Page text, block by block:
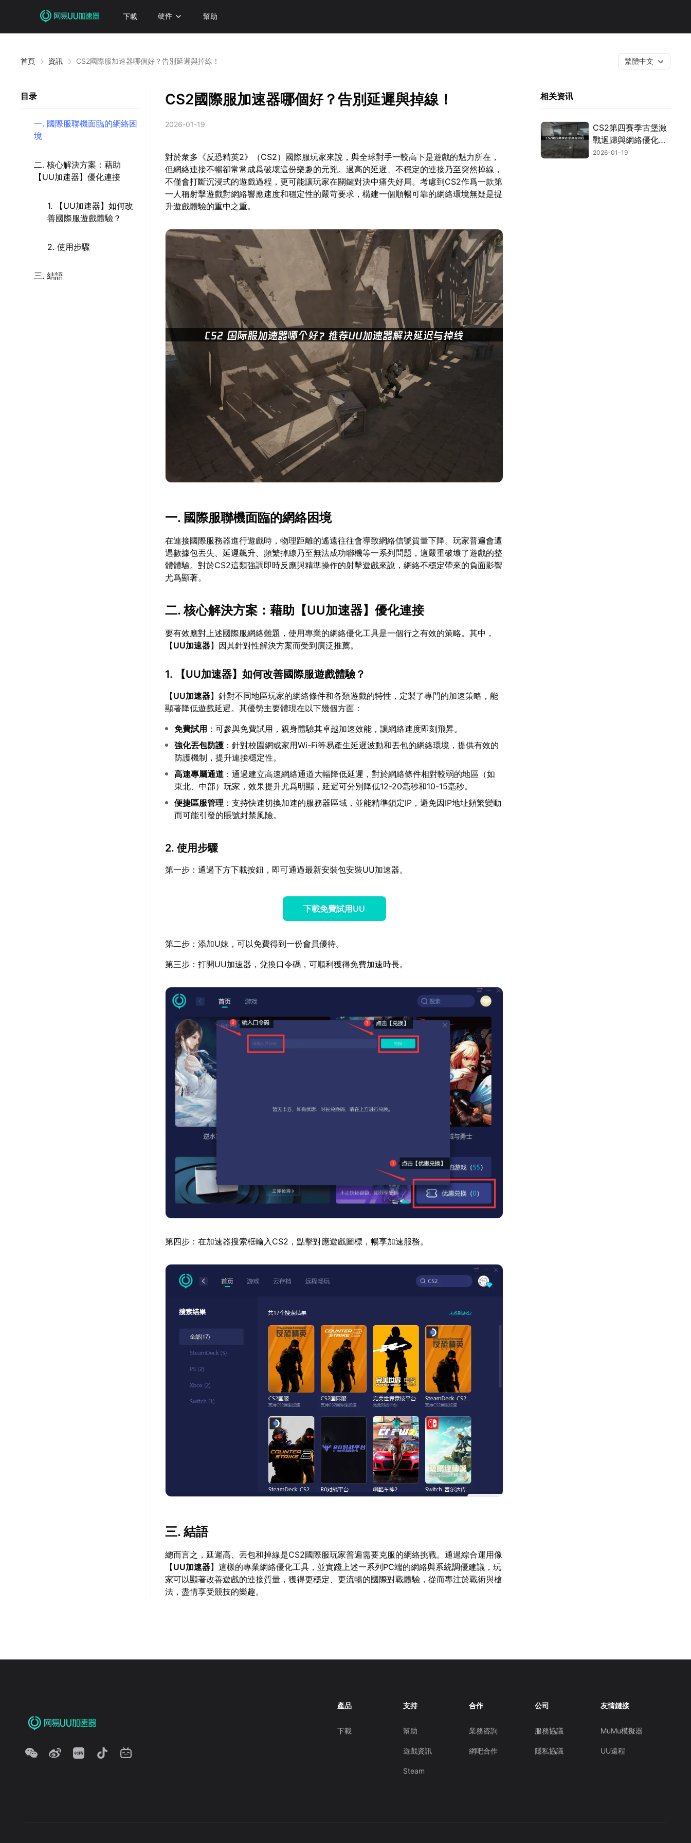
下載 硬件 幫助
首頁 資訊 CS2國際服加速器哪個好？告別延遲與掉線！ 繁體中文
目录
一. 國際服聯機面臨的網絡困
境
二. 核心解決方案：藉助
【UU加速器】優化連接
1. 【UU加速器】如何改
善國際服遊戲體驗？
2. 使用步驟
三. 結語
CS2國際服加速器哪個好？告別延遲與掉線！
2026-01-19
對於衆多《反恐精英2》（CS2）國際服玩家來說，與全球對手一較高下是遊戲的魅力所在，
但網絡連接不暢卻常常成爲破壞這份樂趣的元兇。過高的延遲、不穩定的連接乃至突然掉線，
不僅會打斷沉浸式的遊戲過程，更可能讓玩家在關鍵對決中痛失好局。考慮到CS2作爲一款第
一人稱射擊遊戲對網絡響應速度和穩定性的嚴苛要求，構建一個順暢可靠的網絡環境無疑是提
升遊戲體驗的重中之重。
一. 國際服聯機面臨的網絡困境
在連接國際服務器進行遊戲時，物理距離的遙遠往往會導致網絡信號質量下降。玩家普遍會遭
遇數據包丟失、延遲飆升、頻繁掉線乃至無法成功聯機等一系列問題，這嚴重破壞了遊戲的整
體體驗。對於CS2這類強調即時反應與精準操作的射擊遊戲來說，網絡不穩定帶來的負面影響
尤爲顯著。
二. 核心解決方案：藉助【UU加速器】優化連接
要有效應對上述國際服網絡難題，使用專業的網絡優化工具是一個行之有效的策略。其中，
【UU加速器】因其針對性解決方案而受到廣泛推薦。
1. 【UU加速器】如何改善國際服遊戲體驗？
【UU加速器】針對不同地區玩家的網絡條件和各類遊戲的特性，定製了專門的加速策略，能
顯著降低遊戲延遲。其優勢主要體現在以下幾個方面：
免費試用 ：可參與免費試用，親身體驗其卓越加速效能，讓網絡速度即刻飛昇。
強化丟包防護 ：針對校園網或家用Wi-Fi等易產生延遲波動和丟包的網絡環境，提供有效的
防護機制，提升連接穩定性。
高速專屬通道 ：通過建立高速網絡通道大幅降低延遲，對於網絡條件相對較弱的地區（如
東北、中部）玩家，效果提升尤爲明顯，延遲可分別降低12-20毫秒和10-15毫秒。
便捷區服管理 ：支持快速切換加速的服務器區域，並能精準鎖定IP，避免因IP地址頻繁變動
而可能引發的賬號封禁風險。
2. 使用步驟
第一步：通過下方下載按鈕，即可通過最新安裝包安裝UU加速器。
下載免費試用UU
第二步：添加U妹，可以免費得到一份會員優待。
第三步：打開UU加速器，兌換口令碼，可順利獲得免費加速時長。
第四步：在加速器搜索框輸入CS2，點擊對應遊戲圖標，暢享加速服務。
三. 結語
總而言之，延遲高、丟包和掉線是CS2國際服玩家普遍需要克服的網絡挑戰。通過綜合運用像
【UU加速器】這樣的專業網絡優化工具，並實踐上述一系列PC端的網絡與系統調優建議，玩
家可以顯著改善遊戲的連接質量，獲得更穩定、更流暢的國際對戰體驗，從而專注於戰術與槍
法，盡情享受競技的樂趣。
相关资讯
CS2第四賽季古堡激
戰迴歸與網絡優化指
南！
2026-01-19
產品
下載
支持
幫助
遊戲資訊
Steam
合作
業務咨詢
網吧合作
公司
服務協議
隱私協議
友情鏈接
MuMu模擬器
UU遠程